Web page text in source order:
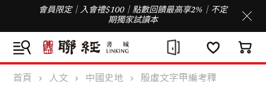
會員限定｜入會禮$100｜點數回饋最高享2%｜不定
期獨家試讀本
首頁 人文 中國史地 殷虛文字甲編考釋